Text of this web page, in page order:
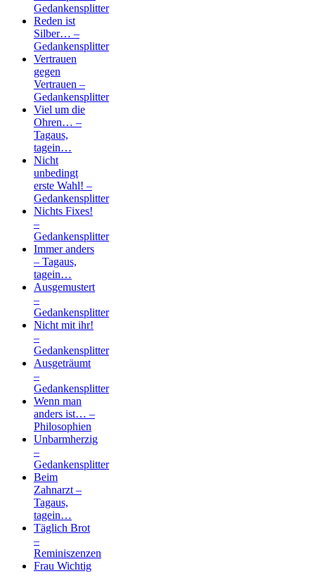
Gedankensplitter
Reden ist
Silber… –
Gedankensplitter
Vertrauen
gegen
Vertrauen –
Gedankensplitter
Viel um die
Ohren… –
Tagaus,
tagein…
Nicht
unbedingt
erste Wahl! –
Gedankensplitter
Nichts Fixes!
–
Gedankensplitter
Immer anders
– Tagaus,
tagein…
Ausgemustert
–
Gedankensplitter
Nicht mit ihr!
–
Gedankensplitter
Ausgeträumt
–
Gedankensplitter
Wenn man
anders ist… –
Philosophien
Unbarmherzig
–
Gedankensplitter
Beim
Zahnarzt –
Tagaus,
tagein…
Täglich Brot
–
Reminiszenzen
Frau Wichtig